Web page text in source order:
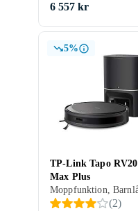
6 557 kr
5%
TP-Link Tapo RV20
Max Plus
(2)